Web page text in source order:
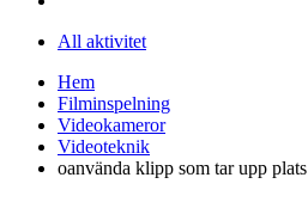
All aktivitet
Hem
Filminspelning
Videokameror
Videoteknik
oanvända klipp som tar upp plats